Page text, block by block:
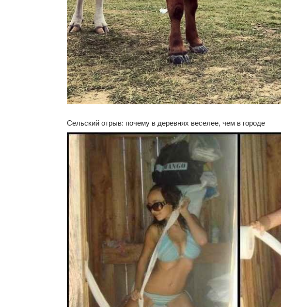
Сельский отрыв: почему в деревнях веселее, чем в городе